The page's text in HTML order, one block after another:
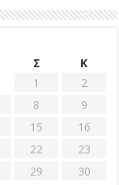
Σ
Κ
1
2
8
9
15
16
22
23
29
30